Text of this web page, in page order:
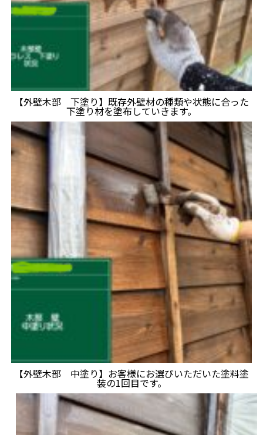
【外壁木部 下塗り】既存外壁材の種類や状態に合った
下塗り材を塗布していきます。
【外壁木部 中塗り】お客様にお選びいただいた塗料塗
装の1回目です。